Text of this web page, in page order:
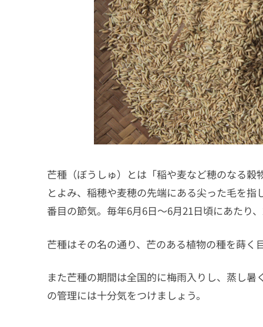
芒種（ぼうしゅ）とは「稲や麦など穂のなる
とよみ、稲穂や麦穂の先端にある尖った毛を
番目の節気。毎年6月6日〜6月21日頃にあたり
芒種はその名の通り、芒のある植物の種を蒔
また芒種の期間は全国的に梅雨入りし、蒸し
の管理には十分気をつけましょう。